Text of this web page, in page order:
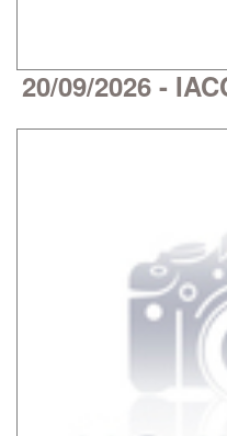
20/09/2026 -